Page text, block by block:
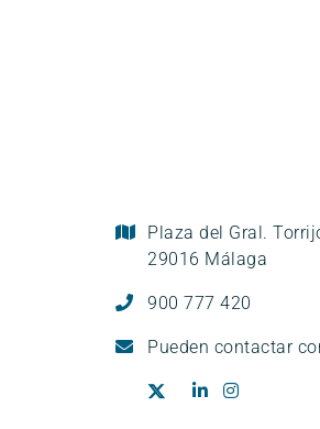
Plaza del Gral.
29016 Málaga
900 777 420
Pueden contactar